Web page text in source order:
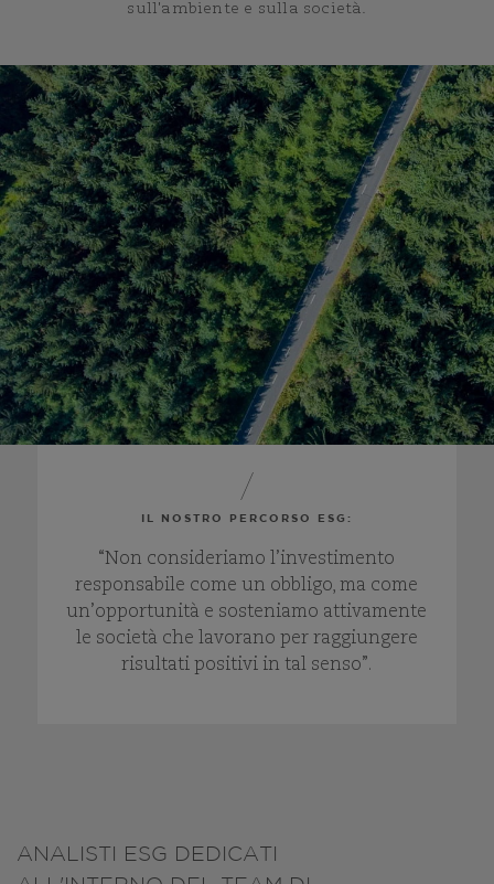
sull'ambiente e sulla società.
IL NOSTRO PERCORSO ESG:
“Non consideriamo l’investimento
responsabile come un obbligo, ma come
un’opportunità e sosteniamo attivamente
le società che lavorano per raggiungere
risultati positivi in tal senso”.
ANALISTI ESG DEDICATI